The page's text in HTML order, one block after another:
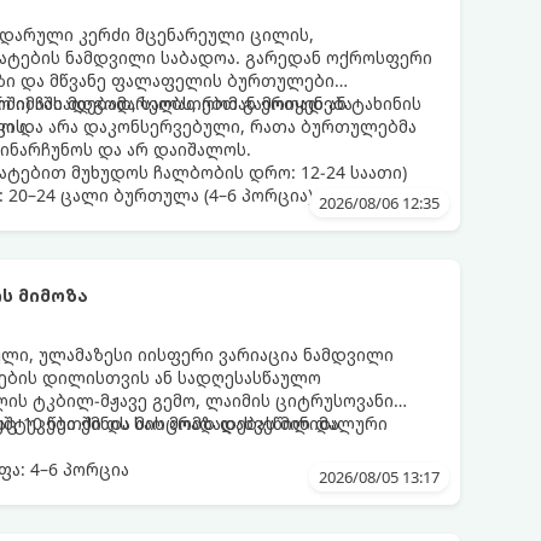
კერძი მცენარეული ცილის,
ნამდვილი საბადოა. გარედან ოქროსფერი
და მწვანე ფალაფელის ბურთულები
ჩასადებად, სალათებთან ერთად ან ტახინის
მდგომარეობს, რომ გამოიყენება
და არა დაკონსერვებული, რათა ბურთულებმა
და არ დაიშალოს.
მუხუდოს ჩალბობის დრო: 12-24 საათი)
ცალი ბურთულა (4–6 პორცია) 2026/08/06 12:35
მიმოზა
ულამაზესი იისფერი ვარიაცია ნამდვილი
დილისთვის ან სადღესასწაულო
ტკბილ-მჟავე გემო, ლაიმის ციტრუსოვანი
ქმნის საოცრად დახვეწილ და
10 წუთში და მის მომზადებას მინიმალური
4–6 პორცია
2026/08/05 13:17